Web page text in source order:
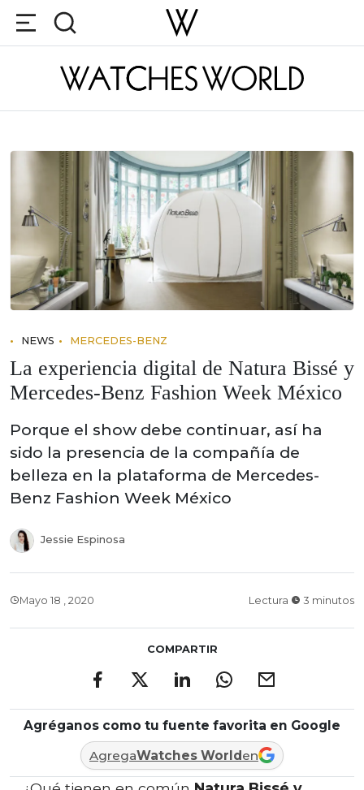
NEWS MERCEDES-BENZ
La experiencia digital de Natura Bissé y
Mercedes-Benz Fashion Week México
Porque el show debe continuar, así ha
sido la presencia de la compañía de
belleza en la plataforma de Mercedes-
Benz Fashion Week México
Jessie Espinosa
Mayo 18 , 2020 Lectura 3 minutos
COMPARTIR
Agréganos como tu fuente favorita en Google
AgregaWatches Worlden